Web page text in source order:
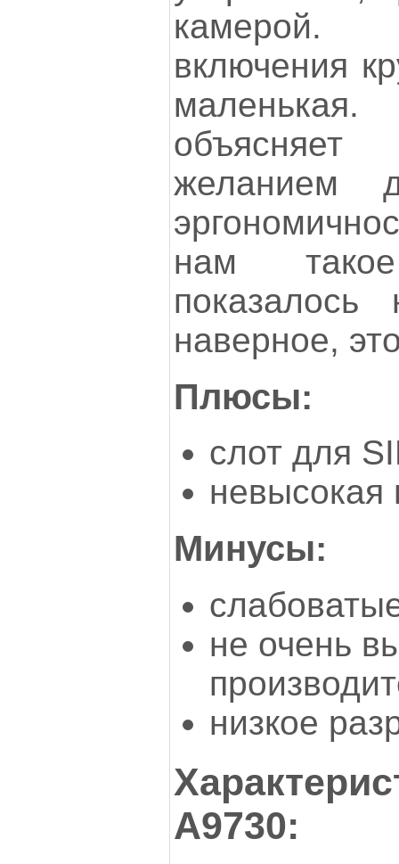
камерой.
включения
желанием
нам
показалось
наверное,
Плюсы:
слот для
невысокая
Минусы:
не очень
низкое
А9730: